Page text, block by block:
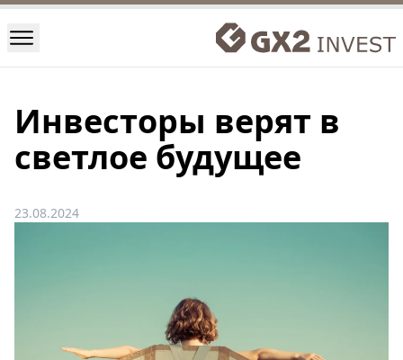
Инвесторы верят в
светлое будущее
23.08.2024